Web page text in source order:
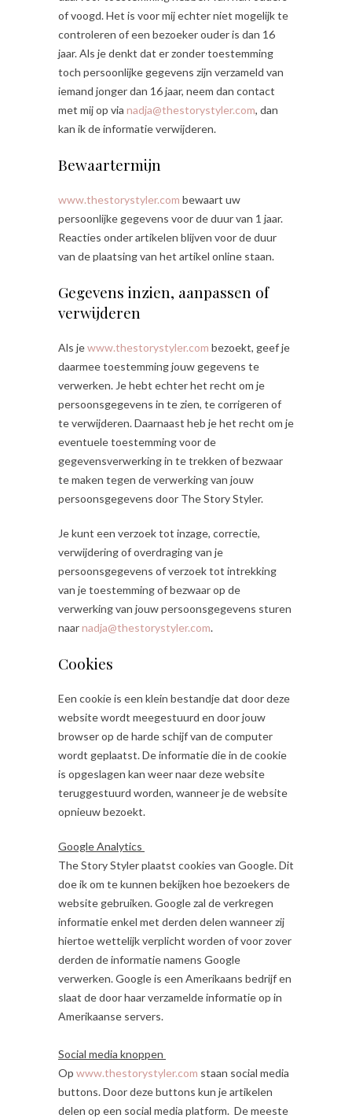
of voogd. Het is voor mij echter niet mogelijk te
controleren of een bezoeker ouder is dan 16
jaar. Als je denkt dat er zonder toestemming
toch persoonlijke gegevens zijn verzameld van
iemand jonger dan 16 jaar, neem dan contact
met mij op via nadja@thestorystyler.com, dan
kan ik de informatie verwijderen.
Bewaartermijn
www.thestorystyler.com bewaart uw
persoonlijke gegevens voor de duur van 1 jaar.
Reacties onder artikelen blijven voor de duur
van de plaatsing van het artikel online staan.
Gegevens inzien, aanpassen of
verwijderen
Als jewww.thestorystyler.com bezoekt, geef je
daarmee toestemming jouw gegevens te
verwerken. Je hebt echter het recht om je
persoonsgegevens in te zien, te corrigeren of
te verwijderen. Daarnaast heb je het recht om je
eventuele toestemming voor de
gegevensverwerking in te trekken of bezwaar
te maken tegen de verwerking van jouw
persoonsgegevens door The Story Styler.
Je kunt een verzoek tot inzage, correctie,
verwijdering of overdraging van je
persoonsgegevens of verzoek tot intrekking
van je toestemming of bezwaar op de
verwerking van jouw persoonsgegevens sturen
naarnadja@thestorystyler.com.
Cookies
Een cookie is een klein bestandje dat door deze
website wordt meegestuurd en door jouw
browser op de harde schijf van de computer
wordt geplaatst. De informatie die in de cookie
is opgeslagen kan weer naar deze website
teruggestuurd worden, wanneer je de website
opnieuw bezoekt.
Google Analytics
The Story Styler plaatst cookies van Google. Dit
doe ik om te kunnen bekijken hoe bezoekers de
website gebruiken. Google zal de verkregen
informatie enkel met derden delen wanneer zij
hiertoe wettelijk verplicht worden of voor zover
derden de informatie namens Google
verwerken. Google is een Amerikaans bedrijf en
slaat de door haar verzamelde informatie op in
Amerikaanse servers.
Social media knoppen
Op www.thestorystyler.com staan social media
buttons. Door deze buttons kun je artikelen
delen op een social media platform. De meeste